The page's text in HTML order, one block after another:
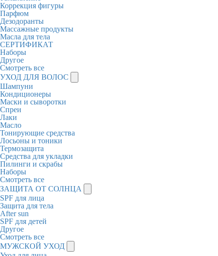
Коррекция фигуры
Парфюм
Дезодоранты
Массажные продукты
Масла для тела
СЕРТИФИКАТ
Наборы
Другое
Смотреть все
УХОД ДЛЯ ВОЛОС
Шампуни
Кондиционеры
Маски и сыворотки
Спреи
Лаки
Масло
Тонирующие средства
Лосьоны и тоники
Термозащита
Средства для укладки
Пилинги и скрабы
Наборы
Смотреть все
ЗАЩИТА ОТ СОЛНЦА
SPF для лица
Защита для тела
After sun
SPF для детей
Другое
Смотреть все
МУЖСКОЙ УХОД